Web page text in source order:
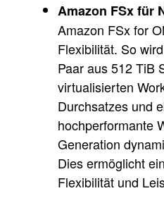
Amazon FSx für
Amazon FSx for
Flexibilität. So
Paar aus 512 TiB
virtualisierten
Durchsatzes und
hochperformante
Generation
Dies ermöglicht
Flexibilität und